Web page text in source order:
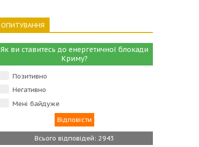
ОПИТУВАННЯ
Як ви ставитесь до енергетичної блокади
Криму?
Позитивно
Негативно
Мені байдуже
Всього відповідей: 2943